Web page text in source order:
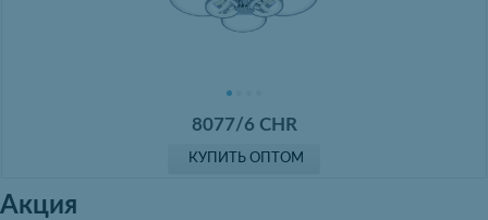
8077/6 CHR
КУПИТЬ ОПТОМ
Акция